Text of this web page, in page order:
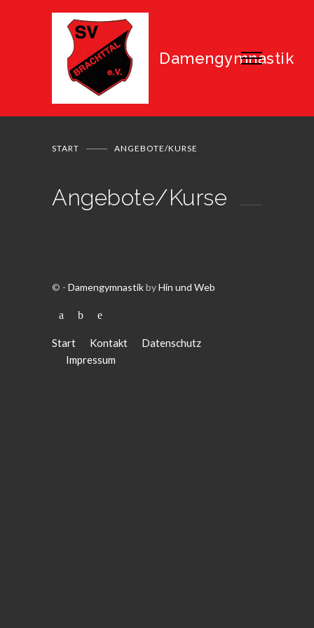
Damengymnastik
START ANGEBOTE/KURSE
Angebote/Kurse
© - DamengymnastikbyHin und Web
Start Kontakt
Datenschutz
Impressum